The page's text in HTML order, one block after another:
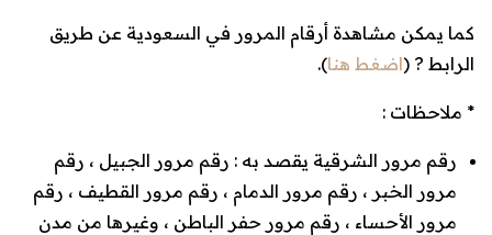
كما يمكن مشاهدة أرقام المرور في السعودية عن طريق
الرابط ? (اضغط هنا).
* ملاحظات :
رقم مرور الشرقية يقصد به : رقم مرور الجبيل ، رقم
مرور الخبر ، رقم مرور الدمام ، رقم مرور القطيف ، رقم
مرور الأحساء ، رقم مرور حفر الباطن ، وغيرها من مدن